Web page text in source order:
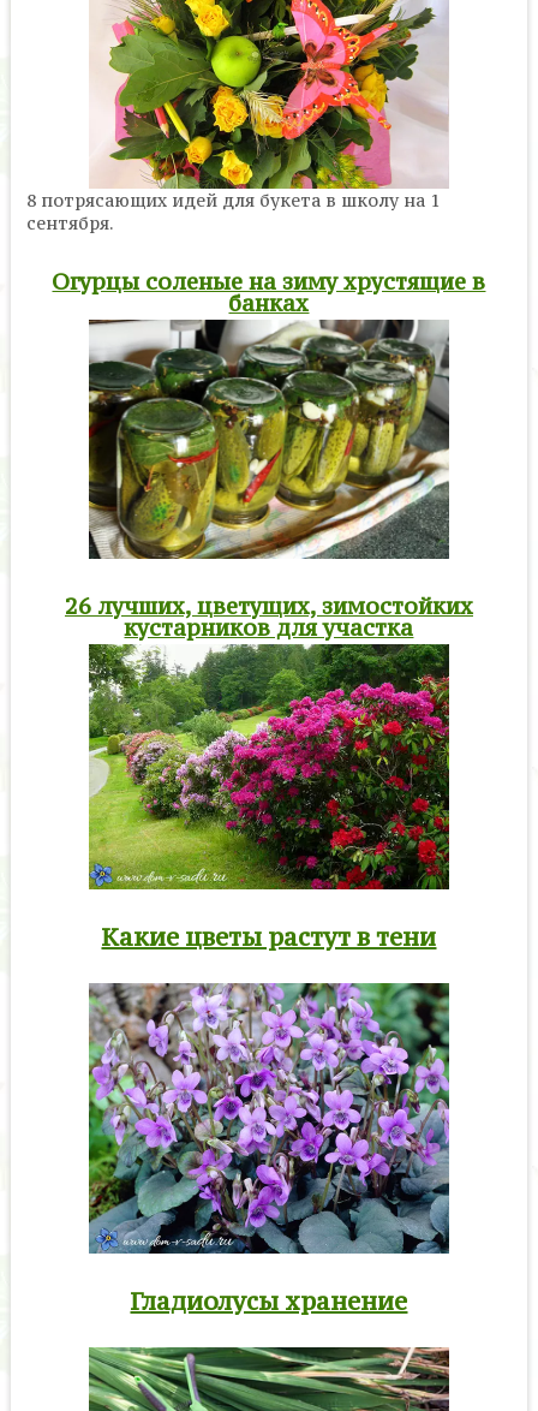
8 потрясающих идей для букета в школу на 1
сентября.
Огурцы соленые на зиму хрустящие в
банках
26 лучших, цветущих, зимостойких
кустарников для участка
Какие цветы растут в тени
Гладиолусы хранение